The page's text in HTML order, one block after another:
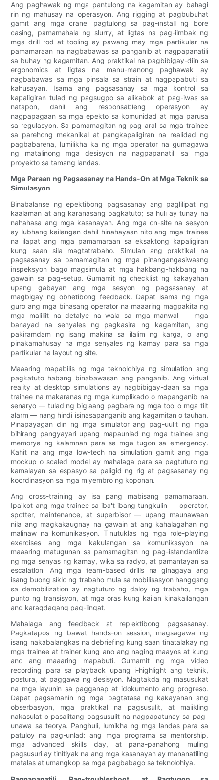
Ang paghawak ng mga pantulong na kagamitan ay bahagi
rin ng mahusay na operasyon. Ang rigging at pagbubuhat
gamit ang mga crane, pagtulong sa pag-install ng bore
casing, pamamahala ng slurry, at ligtas na pag-iimbak ng
mga drill rod at tooling ay pawang may mga partikular na
pamamaraan na nagbabawas sa panganib at nagpapanatili
sa buhay ng kagamitan. Ang praktikal na pagbibigay-diin sa
ergonomics at ligtas na manu-manong paghawak ay
nagbabawas sa mga pinsala sa strain at nagpapabuti sa
kahusayan. Isama ang pagsasanay sa mga kontrol sa
kapaligiran tulad ng pagsugpo sa alikabok at pag-iwas sa
natapon, dahil ang responsableng operasyon ay
nagpapagaan sa mga epekto sa komunidad at mga parusa
sa regulasyon. Sa pamamagitan ng pag-aral sa mga trainee
sa parehong mekanikal at pangkapaligiran na realidad ng
pagbabarena, lumilikha ka ng mga operator na gumagawa
ng matalinong mga desisyon na nagpapanatili sa mga
proyekto sa tamang landas.
Mga Paraan ng Pagsasanay na Hands-On at Mga Teknik sa
Simulasyon
Binabalanse ng epektibong pagsasanay ang paglilipat ng
kaalaman at ang karanasang pagkatuto; sa huli ay tunay na
nahahasa ang mga kasanayan. Ang mga on-site na sesyon
ay lubhang kailangan dahil hinahayaan nito ang mga trainee
na ilapat ang mga pamamaraan sa eksaktong kapaligiran
kung saan sila magtatrabaho. Simulan ang praktikal na
pagsasanay sa pamamagitan ng mga pinangangasiwaang
inspeksyon bago magsimula at mga hakbang-hakbang na
gawain sa pag-setup. Gumamit ng checklist ng kakayahan
upang gabayan ang mga sesyon ng pagsasanay at
magbigay ng obhetibong feedback. Dapat isama ng mga
guro ang mga bihasang operator na maaaring magpakita ng
mga maliliit na detalye na wala sa mga manwal — mga
banayad na senyales ng pagkasira ng kagamitan, ang
pakiramdam ng isang makina sa ilalim ng karga, o ang
pinakamahusay na mga senyales ng kamay para sa mga
partikular na layout ng site.
Maaaring mapabilis ng mga teknolohiya ng simulation ang
pagkatuto habang binabawasan ang panganib. Ang virtual
reality at desktop simulations ay nagbibigay-daan sa mga
trainee na makaranas ng mga kumplikado o mapanganib na
senaryo — tulad ng biglaang pagbara ng mga tool o mga tilt
alarm — nang hindi isinasapanganib ang kagamitan o tauhan.
Pinapayagan din ng mga simulator ang pag-uulit ng mga
bihirang pangyayari upang mapaunlad ng mga trainee ang
memorya ng kalamnan para sa mga tugon sa emergency.
Kahit na ang mga low-tech na simulation gamit ang mga
mockup o scaled model ay mahalaga para sa pagtuturo ng
kamalayan sa espasyo sa paligid ng rig at pagsasanay ng
koordinasyon sa mga miyembro ng koponan.
Ang cross-training ay isa pang mabisang pamamaraan.
Ipaikot ang mga trainee sa iba't ibang tungkulin — operator,
spotter, maintenance, at superbisor — upang maunawaan
nila ang magkakaugnay na gawain at ang kahalagahan ng
malinaw na komunikasyon. Tinutuklas ng mga role-playing
exercises ang mga kakulangan sa komunikasyon na
maaaring matugunan sa pamamagitan ng pag-istandardize
ng mga senyas ng kamay, wika sa radyo, at pamantayan sa
escalation. Ang mga team-based drills na ginagaya ang
isang buong siklo ng trabaho mula sa mobilisasyon hanggang
sa demobilization ay nagtuturo ng daloy ng trabaho, mga
punto ng transisyon, at mga oras kung kailan kinakailangan
ang karagdagang pag-iingat.
Mahalaga ang feedback at replektibong pagsasanay.
Pagkatapos ng bawat hands-on session, magsagawa ng
isang nakabalangkas na debriefing kung saan tinatalakay ng
mga trainee at trainer kung ano ang naging maayos at kung
ano ang maaaring mapabuti. Gumamit ng mga video
recording para sa playback upang i-highlight ang teknik,
postura, at paggawa ng desisyon. Magtakda ng masusukat
na mga layunin sa pagganap at idokumento ang progreso.
Dapat pagsamahin ng mga pagtatasa ng kakayahan ang
obserbasyon, mga praktikal na pagsusulit, at maiikling
nakasulat o pasalitang pagsusulit na nagpapatunay sa pag-
unawa sa teorya. Panghuli, lumikha ng mga landas para sa
patuloy na pag-unlad: ang mga programa sa mentorship,
mga advanced skills day, at pana-panahong muling
pagsusuri ay tinitiyak na ang mga kasanayan ay mananatiling
matalas at umangkop sa mga pagbabago sa teknolohiya.